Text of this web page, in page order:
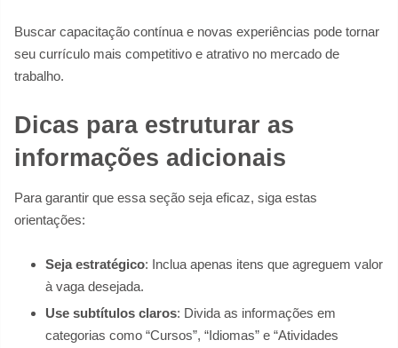
Buscar capacitação contínua e novas experiências pode tornar
seu currículo mais competitivo e atrativo no mercado de
trabalho.
Dicas para estruturar as
informações adicionais
Para garantir que essa seção seja eficaz, siga estas
orientações:
Seja estratégico: Inclua apenas itens que agreguem valor
à vaga desejada.
Use subtítulos claros: Divida as informações em
categorias como “Cursos”, “Idiomas” e “Atividades